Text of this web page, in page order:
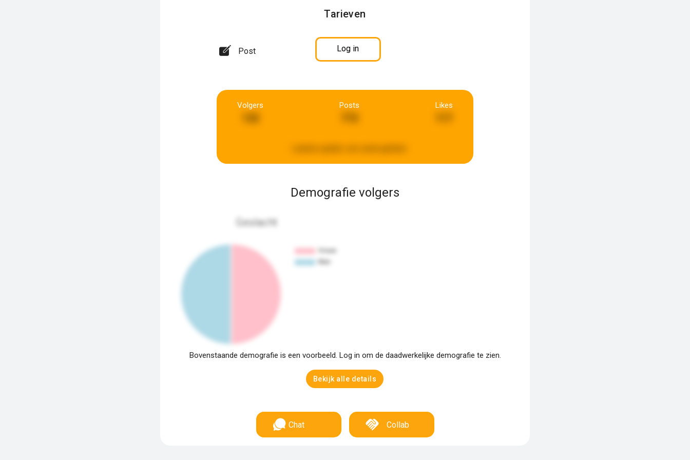
Tarieven
Post Log in
Volgers Posts Likes
Demografie volgers
Geslacht
Bovenstaande demografie is een voorbeeld. Log in om de daadwerkelijke demografie te zien.
Bekijk alle details
Chat Collab